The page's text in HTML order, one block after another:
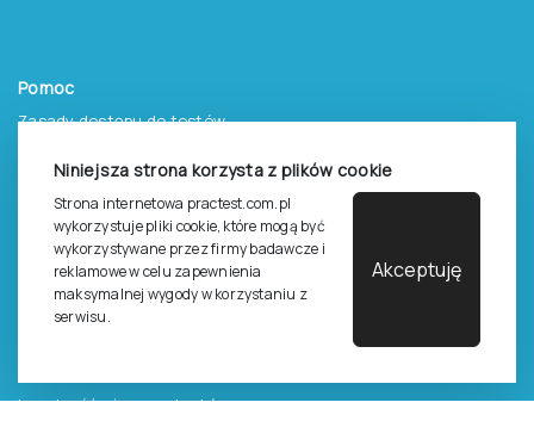
Niniejsza strona korzysta z plików cookie
Strona internetowa practest.com.pl
wykorzystuje pliki cookie, które mogą być
wykorzystywane przez firmy badawcze i
reklamowe w celu zapewnienia
maksymalnej wygody w korzystaniu z
serwisu.
Akceptuję
Pomoc
Zasady dostępu do testów
Zasady sprzedaży testów i książek
Zasady sprzedaży e-testów
Cennik i katalog
Zasady zapisów na szkolenia
Dla studentów i doktorantów
Legalność używana testów